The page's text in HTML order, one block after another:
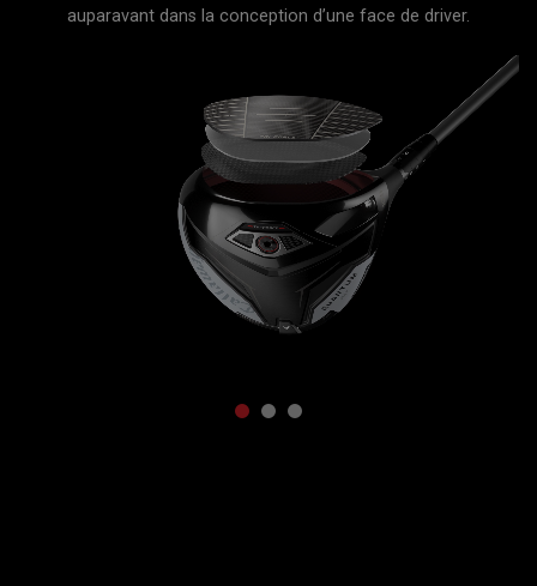
auparavant dans la conception d’une face de driver.